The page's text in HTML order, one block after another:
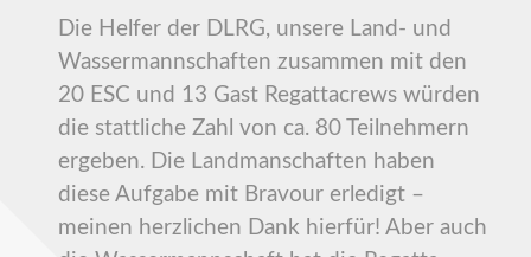
Die Helfer der DLRG, unsere Land- und
Wassermannschaften zusammen mit den
20 ESC und 13 Gast Regattacrews würden
die stattliche Zahl von ca. 80 Teilnehmern
ergeben. Die Landmanschaften haben
diese Aufgabe mit Bravour erledigt –
meinen herzlichen Dank hierfür! Aber auch